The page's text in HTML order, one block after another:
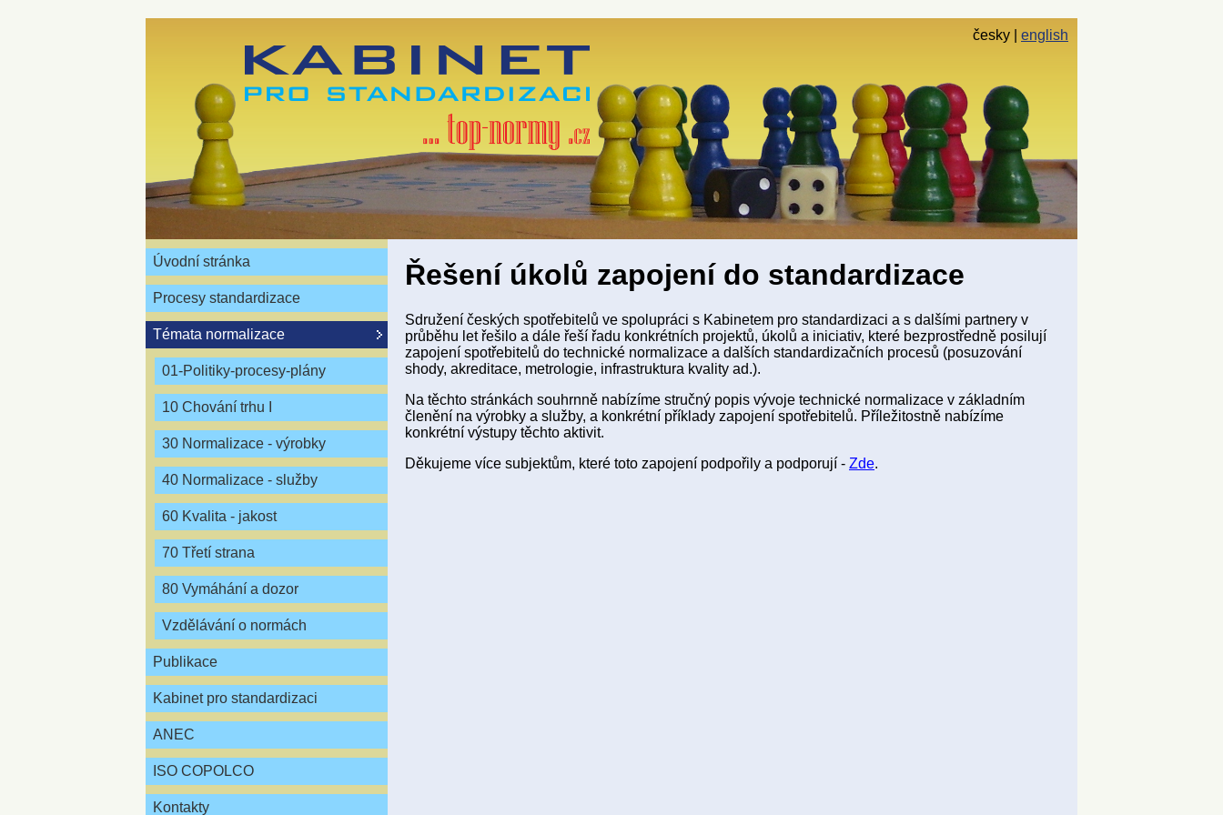
česky english
Úvodní stránka
Procesy standardizace
Témata normalizace
01-Politiky-procesy-plány
10 Chování trhu I
30 Normalizace - výrobky
40 Normalizace - služby
60 Kvalita - jakost
70 Třetí strana
80 Vymáhání a dozor
Vzdělávání o normách
Publikace
Kabinet pro standardizaci
ANEC
ISO COPOLCO
Kontakty
Řešení úkolů zapojení do standardizace
Sdružení českých spotřebitelů ve spolupráci s Kabinetem pro standardizaci a s dalšími partnery v
průběhu let řešilo a dále řeší řadu konkrétních projektů, úkolů a iniciativ, které bezprostředně posilují
zapojení spotřebitelů do technické normalizace a dalších standardizačních procesů (posuzování
shody, akreditace, metrologie, infrastruktura kvality ad.).
Na těchto stránkách souhrnně nabízíme stručný popis vývoje technické normalizace v základním
členění na výrobky a služby, a konkrétní příklady zapojení spotřebitelů. Příležitostně nabízíme
konkrétní výstupy těchto aktivit.
Děkujeme více subjektům, které toto zapojení podpořily a podporují - Zde.